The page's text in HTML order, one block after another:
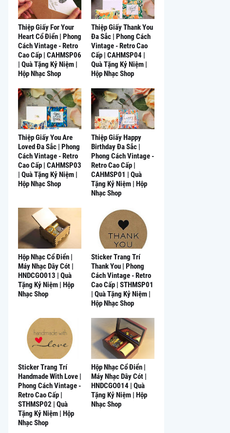
Thiệp Giấy For Your
Heart Cổ Điển | Phong
Cách Vintage - Retro
Cao Cấp | CAHMSP06
| Quà Tặng Kỷ Niệm |
Hộp Nhạc Shop
Thiệp Giấy Thank You
Đa Sắc | Phong Cách
Vintage - Retro Cao
Cấp | CAHMSP04 |
Quà Tặng Kỷ Niệm |
Hộp Nhạc Shop
Thiệp Giấy You Are
Loved Đa Sắc | Phong
Cách Vintage - Retro
Cao Cấp | CAHMSP03
| Quà Tặng Kỷ Niệm |
Hộp Nhạc Shop
Thiệp Giấy Happy
Birthday Đa Sắc |
Phong Cách Vintage -
Retro Cao Cấp |
CAHMSP01 | Quà
Tặng Kỷ Niệm | Hộp
Nhạc Shop
Hộp Nhạc Cổ Điển |
Máy Nhạc Dây Cót |
HNDCGO013 | Quà
Tặng Kỷ Niệm | Hộp
Nhạc Shop
Sticker Trang Trí
Thank You | Phong
Cách Vintage - Retro
Cao Cấp | STHMSP01
| Quà Tặng Kỷ Niệm |
Hộp Nhạc Shop
Sticker Trang Trí
Handmade With Love |
Phong Cách Vintage -
Retro Cao Cấp |
STHMSP02 | Quà
Tặng Kỷ Niệm | Hộp
Nhạc Shop
Hộp Nhạc Cổ Điển |
Máy Nhạc Dây Cót |
HNDCGO014 | Quà
Tặng Kỷ Niệm | Hộp
Nhạc Shop